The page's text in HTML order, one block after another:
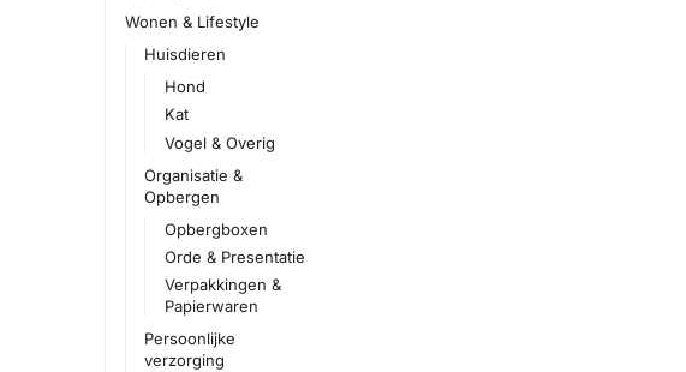
Wonen & Lifestyle
Huisdieren
Hond
Kat
Vogel & Overig
Organisatie &
Opbergen
Opbergboxen
Orde & Presentatie
Verpakkingen &
Papierwaren
Persoonlijke
verzorging